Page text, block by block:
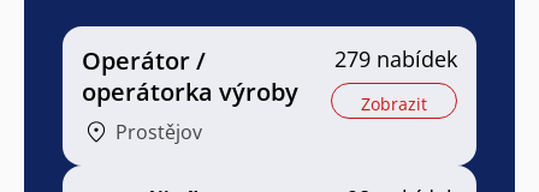
Operátor /
operátorka výroby
Prostějov
279 nabídek
Zobrazit